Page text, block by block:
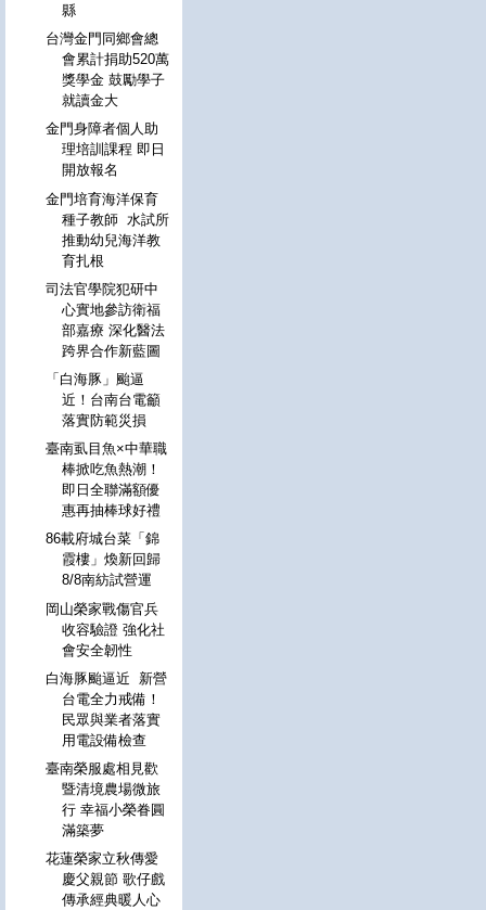
縣
台灣金門同鄉會總
會累計捐助520萬
獎學金 鼓勵學子
就讀金大
金門身障者個人助
理培訓課程 即日
開放報名
金門培育海洋保育
種子教師 水試所
推動幼兒海洋教
育扎根
司法官學院犯研中
心實地參訪衛福
部嘉療 深化醫法
跨界合作新藍圖
「白海豚」颱逼
近！台南台電籲
落實防範災損
臺南虱目魚×中華職
棒掀吃魚熱潮！
即日全聯滿額優
惠再抽棒球好禮
86載府城台菜「錦
霞樓」煥新回歸
8/8南紡試營運
岡山榮家戰傷官兵
收容驗證 強化社
會安全韌性
白海豚颱逼近 新營
台電全力戒備！
民眾與業者落實
用電設備檢查
臺南榮服處相見歡
暨清境農場微旅
行 幸福小榮眷圓
滿築夢
花蓮榮家立秋傳愛
慶父親節 歌仔戲
傳承經典暖人心